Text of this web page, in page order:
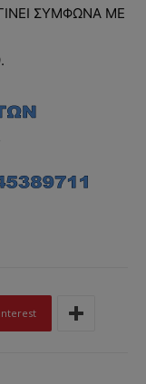
ΣΥΜΦΩΝΑ ΜΕ